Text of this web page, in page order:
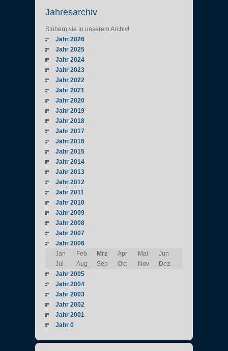
Jahresarchiv
Stöbern sie in unserem Archiv!
Jahr 2026
Jahr 2025
Jahr 2024
Jahr 2023
Jahr 2022
Jahr 2021
Jahr 2020
Jahr 2019
Jahr 2018
Jahr 2017
Jahr 2016
Jahr 2015
Jahr 2014
Jahr 2013
Jahr 2012
Jahr 2011
Jahr 2010
Jahr 2009
Jahr 2008
Jahr 2007
Jahr 2006
Jan
Feb Mrz Apr Mai
Jun
Jul
Aug Sep Okt Nov
Dez
Jahr 2005
Jahr 2004
Jahr 2003
Jahr 2002
Jahr 2001
Jahr 0